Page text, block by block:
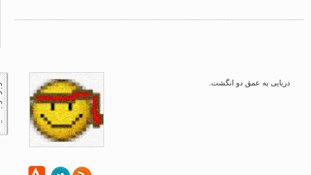
دریایی به عمق دو انگشت.